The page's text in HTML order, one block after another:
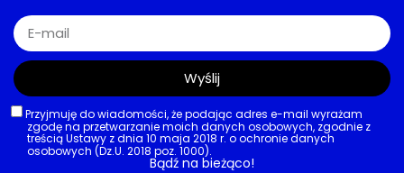
Przyjmuję do wiadomości, że podając adres e-mail wyrażam
zgodę na przetwarzanie moich danych osobowych, zgodnie z
treścią Ustawy z dnia 10 maja 2018 r. o ochronie danych
osobowych (Dz.U. 2018 poz. 1000).
Wyślij
Bądź na bieżąco!